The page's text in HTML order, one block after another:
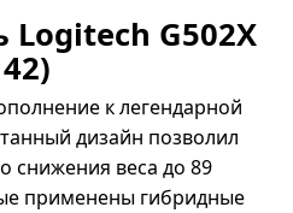
G502X
к легендарной
дизайн позволил
снижения веса до 89
применены гибридные